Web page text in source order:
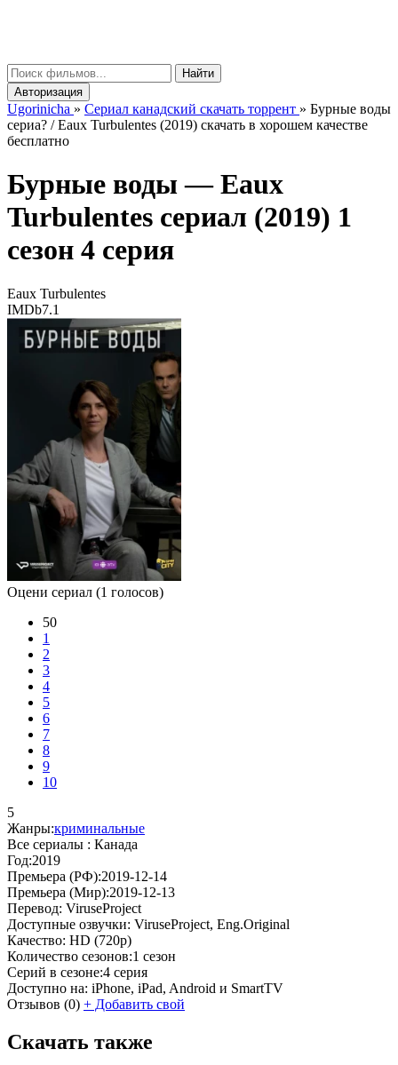
Найти
Авторизация
Ugorinicha » Сериал канадский скачать торрент » Бурные воды
сериа? / Eaux Turbulentes (2019) скачать в хорошем качестве
бесплатно
Бурные воды —Eaux
Turbulentes сериал (2019) 1
сезон 4 серия
Eaux Turbulentes
IMDb7.1
Оцени сериал (1 голосов)
50
1
2
3
4
5
6
7
8
9
10
5
Жанры:криминальные
Все сериалы : Канада
Год:2019
Премьера (РФ):2019-12-14
Премьера (Мир):2019-12-13
Перевод: ViruseProject
Доступные озвучки: ViruseProject, Eng.Original
Качество: HD (720p)
Количество сезонов:1 сезон
Серий в сезоне:4 серия
Доступно на: iPhone, iPad, Android и SmartTV
Отзывов (0) + Добавить свой
Скачать также